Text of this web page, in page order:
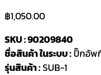
฿1,050.00
SKU : 90209840
ชื่อสินค้า ในระบบ :ปิ๊กอัพ
รุ่นสินค้า :SUB-1